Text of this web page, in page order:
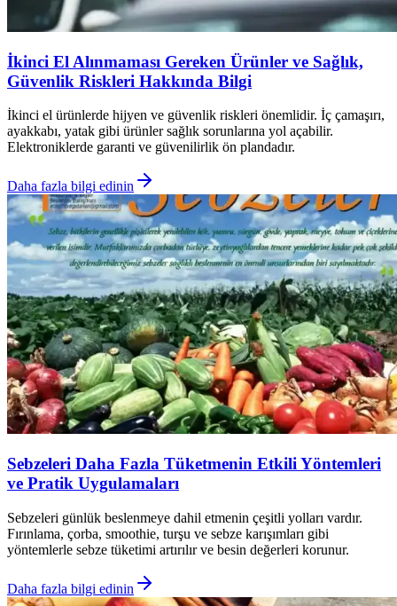
İkinci El Alınmaması Gereken Ürünler ve Sağlık,
Güvenlik Riskleri Hakkında Bilgi
İkinci el ürünlerde hijyen ve güvenlik riskleri önemlidir. İç çamaşırı,
ayakkabı, yatak gibi ürünler sağlık sorunlarına yol açabilir.
Elektroniklerde garanti ve güvenilirlik ön plandadır.
Daha fazla bilgi edinin
Sebzeleri Daha Fazla Tüketmenin Etkili Yöntemleri
ve Pratik Uygulamaları
Sebzeleri günlük beslenmeye dahil etmenin çeşitli yolları vardır.
Fırınlama, çorba, smoothie, turşu ve sebze karışımları gibi
yöntemlerle sebze tüketimi artırılır ve besin değerleri korunur.
Daha fazla bilgi edinin